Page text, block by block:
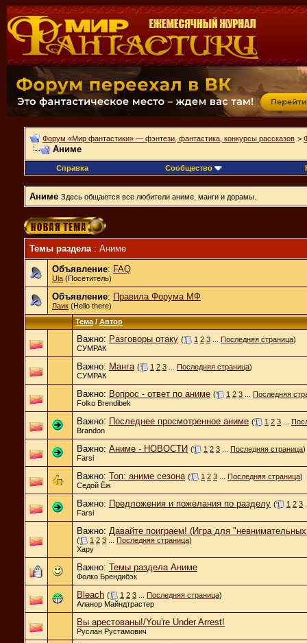
Форум «Мир фантастики» — фэнтези, фантастика, конкурсы рассказов >
Аниме
Справка Сообщество
Аниме Здесь общаются все любители аниме, манги и дорамы.
Темы раздела : Аниме
Объявление: FAQ
Ula (Посетитель)
Объявление: Правила Форума МФ
Лаик (Hello there)
Тема / Автор
Важно: Разговоры отаку ( 1 2 3 Последняя страница)
СУМРАК
Важно: Манга ( 1 2 3 Последняя страница)
СУМРАК
Важно: Вопрос - ответ по аниме ( 1 2 3
Последняя
Folko Brendibek
Важно: Последнее просмотренное аниме ( 1 2 3
Brandon
Важно: Аниме - НОВОСТИ ( 1 2 3 Последняя страница)
Farsi
Важно: Топ: аниме сезона ( 1 2 3 Последняя страница)
Седой Ёж
Важно: Предложения и пожелания по разделу ( 1 2 3
Farsi
Важно: Давайте поиграем! (Игра для
( 1 2 3 Последняя страница)
Хару
Важно: Темы раздела Аниме
Фолко Брендибэк
Bleach ( 1 2 3 Последняя страница)
Аланор Майндтрастер
Вы арестованы!/You're Under Arrest!
Руслан Рустамович